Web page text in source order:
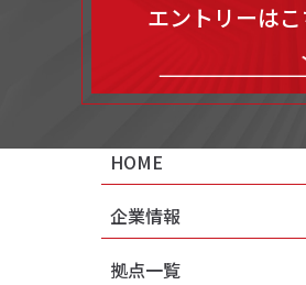
エントリーは
HOME
企業情報
拠点一覧